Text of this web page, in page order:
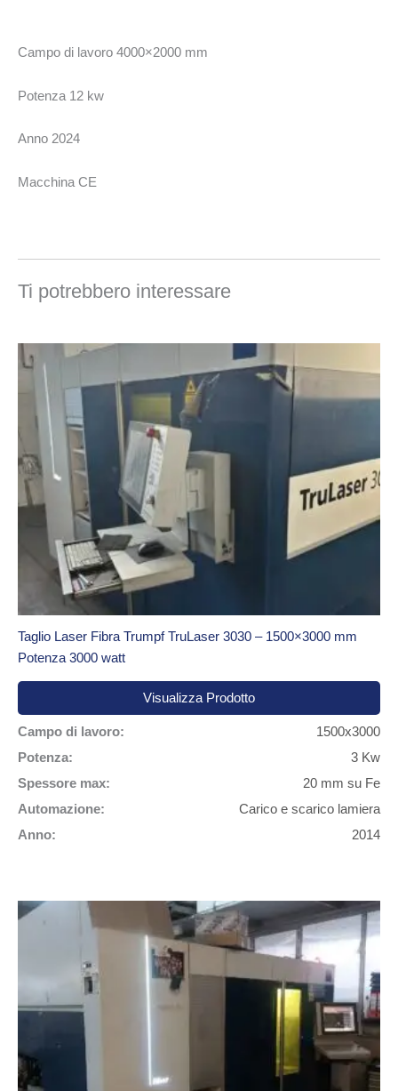
Campo di lavoro 4000×2000 mm
Potenza 12 kw
Anno 2024
Macchina CE
Ti potrebbero interessare
Taglio Laser Fibra Trumpf TruLaser 3030 – 1500×3000 mm
Potenza 3000 watt
Visualizza Prodotto
Campo di lavoro:
1500x3000
Potenza:
3 Kw
Spessore max:
20 mm su Fe
Automazione:
Carico e scarico lamiera
Anno:
2014